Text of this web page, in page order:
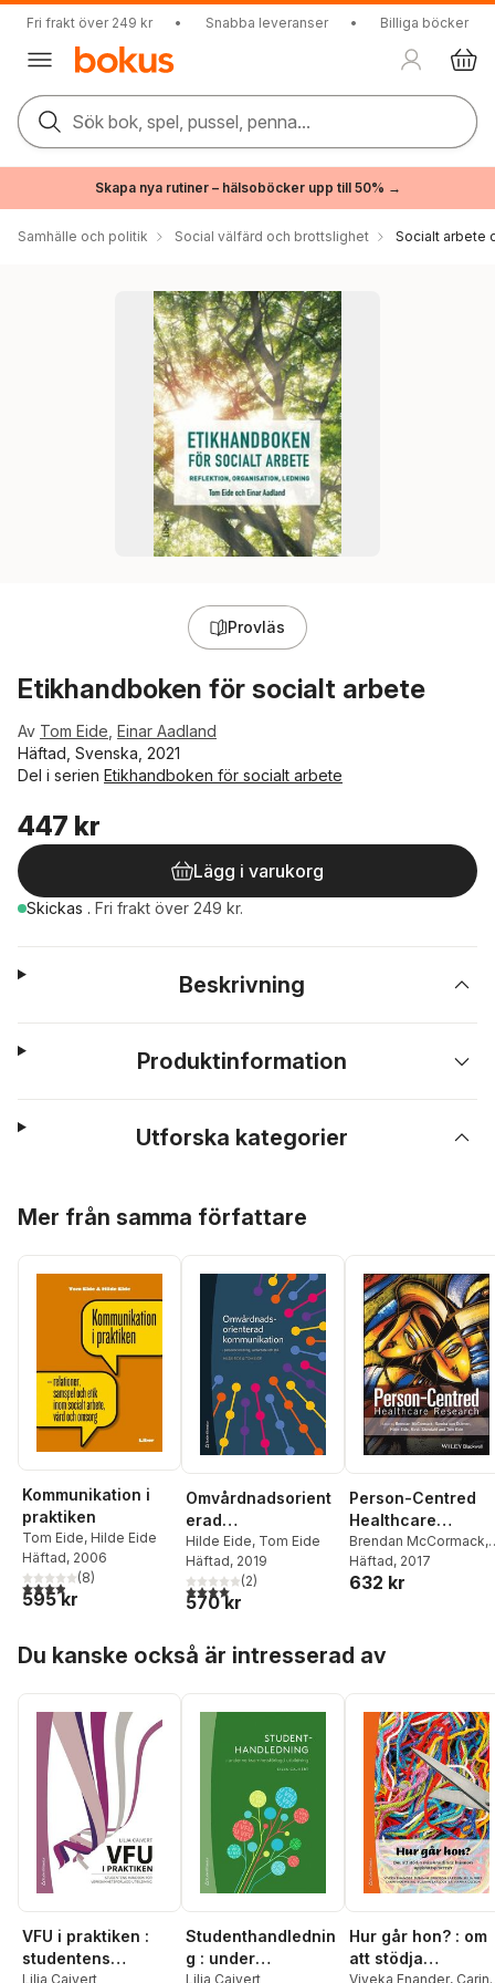
Fri frakt över 249 kr • Snabba leveranser • Billiga böcker
Sök bok, spel, pussel, penna...
Skapa nya rutiner – hälsoböcker upp till 50% →
Samhälle och politik Social välfärd och brottslighet Socialt arbete
Provläs
Etikhandboken för socialt arbete
Av Tom Eide Einar Aadland
Häftad, Svenska, 2021
Del i serien Etikhandboken för socialt arbete
447 kr
Lägg i varukorg
Skickas . Fri frakt över 249 kr.
Beskrivning
Produktinformation
Utforska kategorier
Mer från samma författare
Kommunikation i
praktiken
Tom Eide, Hilde Eide
Häftad, 2006
3,9utav 5 stjärnor. Totalt antal röster:
(8)
595 kr
Omvårdnadsorient
erad
kommunikation :
personorientering,
samarbete och etik
Hilde Eide, Tom Eide
Häftad, 2019
4,0utav 5 stjärnor. Totalt antal röster:
(2)
570 kr
Person-Centred
Healthcare
Research
Brendan McCormack,
Brendan McCormack
Sandra van Dulmen
Häftad, 2017
632 kr
Du kanske också är intresserad av
VFU i praktiken :
studentens
Lilja Cajvert
Studenthandlednin
g : under
Lilja Cajvert
Hur går hon? : om
att stödja
Viveka Enander, Carin